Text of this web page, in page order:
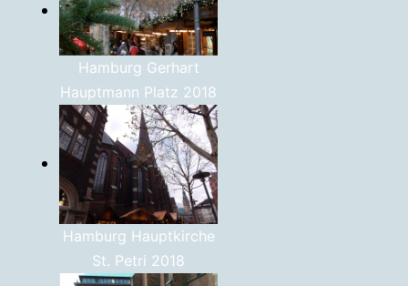
Hamburg Gerhart
Hauptmann Platz 2018
Hamburg Hauptkirche
St. Petri 2018